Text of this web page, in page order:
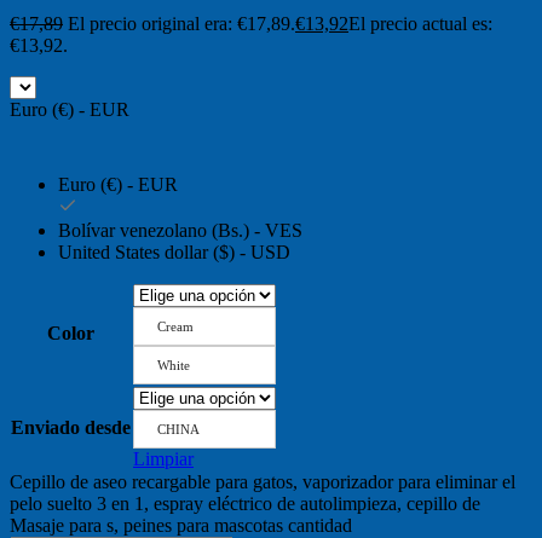
€17,89 El precio original era: €17,89.€13,92El precio actual es:
€13,92.
Euro (€) - EUR
Euro (€) - EUR
Bolívar venezolano (Bs.) - VES
United States dollar ($) - USD
Color Cream
White
Enviado desde CHINA
Limpiar
Cepillo de aseo recargable para gatos, vaporizador para eliminar el
pelo suelto 3 en 1, espray eléctrico de autolimpieza, cepillo de
Masaje para s, peines para mascotas cantidad